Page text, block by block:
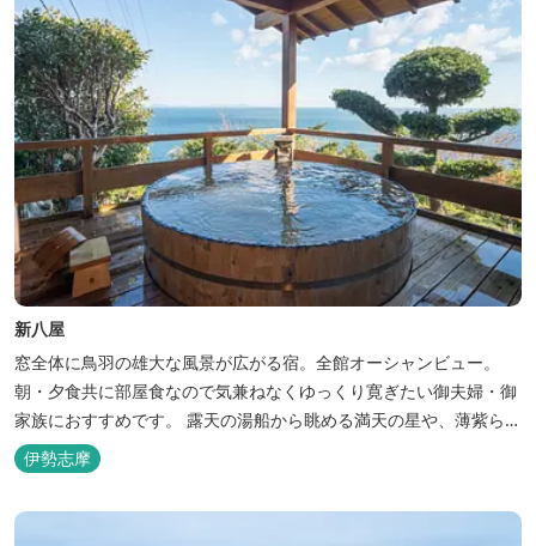
新八屋
窓全体に鳥羽の雄大な風景が広がる宿。全館オーシャンビュー。
朝・夕食共に部屋食なので気兼ねなくゆっくり寛ぎたい御夫婦・御
家族におすすめです。 露天の湯船から眺める満天の星や、薄紫ら染
まる朝の海は一見の価値有。夕食は旬の素材を大釜で蒸し上げる名
物「五右衛門蒸し」、鯛や伊勢海老の舟盛りに海鮮鍋も。
伊勢志摩